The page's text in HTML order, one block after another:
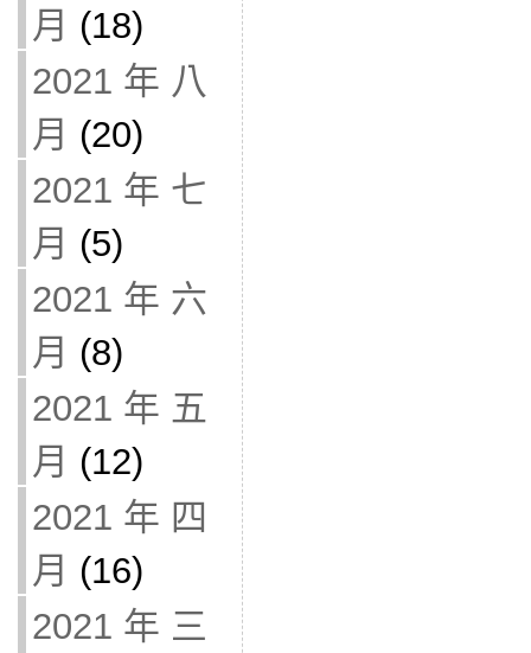
月 (18)
2021 年 八
月 (20)
2021 年 七
月 (5)
2021 年 六
月 (8)
2021 年 五
月 (12)
2021 年 四
月 (16)
2021 年 三